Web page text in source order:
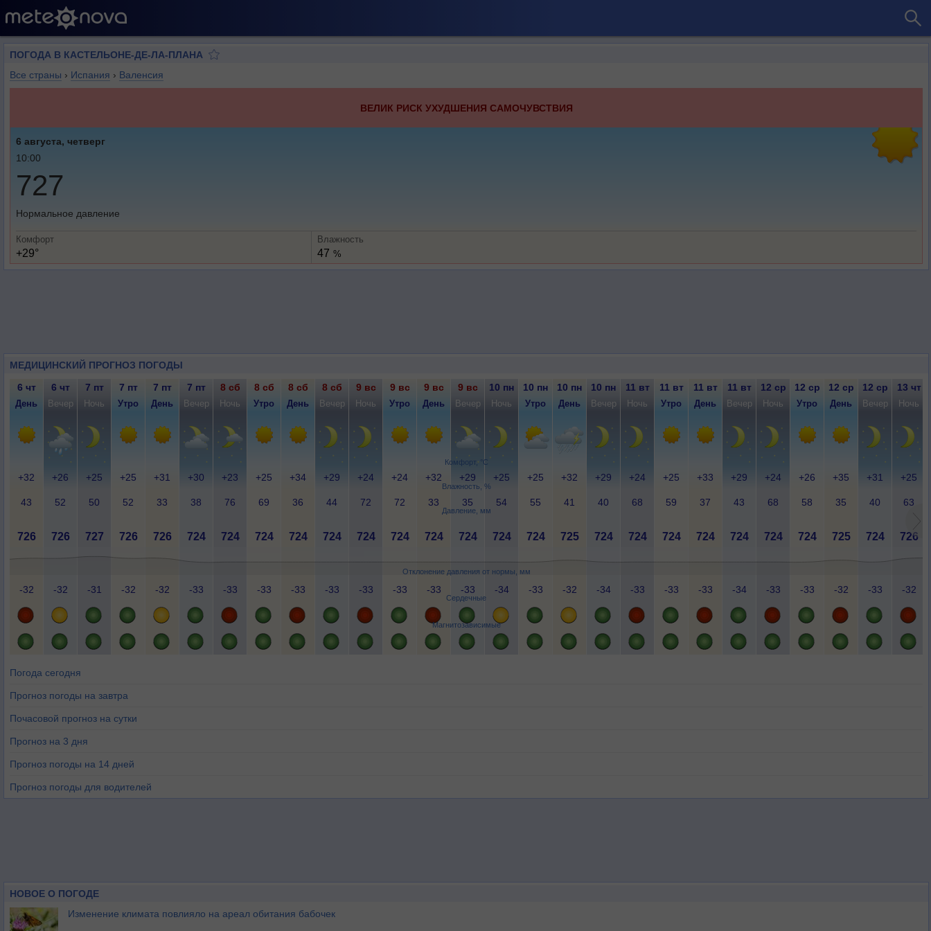
ПОГОДА В КАСТЕЛЬОНЕ-ДЕ-ЛА-ПЛАНА
Все страны › Испания › Валенсия
ВЕЛИК РИСК УХУДШЕНИЯ САМОЧУВСТВИЯ
6 августа, четверг
10:00
727
Нормальное давление
Комфорт
+29°
Влажность
47 %
МЕДИЦИНСКИЙ ПРОГНОЗ ПОГОДЫ
Комфорт, °C
Влажность, %
Давление, мм
Отклонение давления от нормы, мм
Сердечные
Магнитозависимые
6 чт 6 чт 7 пт 7 пт 7 пт 7 пт 8 сб 8 сб 8 сб 8 сб 9 вс 9 вс 9 вс 9 вс 10 пн 10 пн 10 пн 10 пн 11 вт 11 вт 11 вт 11 вт 12 ср 12 ср 12 ср 12 ср 13 чт
День Вечер Ночь Утро День Вечер Ночь Утро День Вечер Ночь Утро День Вечер Ночь Утро День Вечер Ночь Утро День Вечер Ночь Утро День Вечер Ночь
+32 +26 +25 +25 +31 +30 +23 +25 +34 +29 +24 +24 +32 +29 +25 +25 +32 +29 +24 +25 +33 +29 +24 +26 +35 +31 +25
43 52 50 52 33 38 76 69 36 44 72 72 33 35 54 55 41 40 68 59 37 43 68 58 35 40 63
726 726 727 726 726 724 724 724 724 724 724 724 724 724 724 724 725 724 724 724 724 724 724 724 725 724 726
-32 -32 -31 -32 -32 -33 -33 -33 -33 -33 -33 -33 -33 -33 -34 -33 -32 -34 -33 -33 -33 -34 -33 -33 -32 -33 -32
Погода сегодня
Прогноз погоды на завтра
Почасовой прогноз на сутки
Прогноз на 3 дня
Прогноз погоды на 14 дней
Прогноз погоды для водителей
НОВОЕ О ПОГОДЕ
Изменение климата повлияло на ареал обитания бабочек